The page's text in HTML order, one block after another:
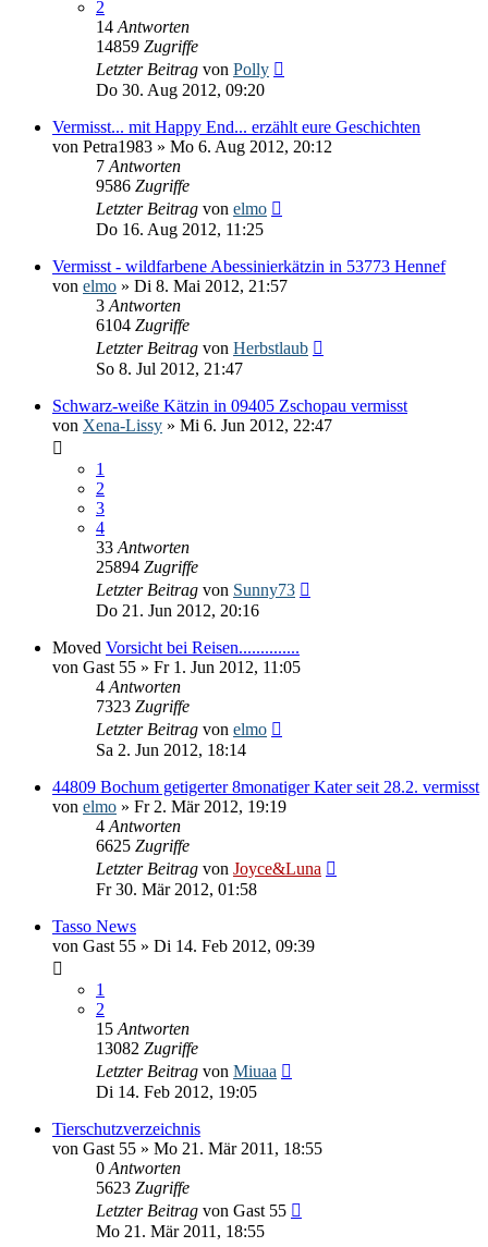
2
14 Antworten
14859 Zugriffe
Letzter Beitrag von Polly
Do 30. Aug 2012, 09:20
Vermisst... mit Happy End... erzählt eure Geschichten
von Petra1983 » Mo 6. Aug 2012, 20:12
7 Antworten
9586 Zugriffe
Letzter Beitrag von elmo
Do 16. Aug 2012, 11:25
Vermisst - wildfarbene Abessinierkätzin in 53773 Hennef
von elmo » Di 8. Mai 2012, 21:57
3 Antworten
6104 Zugriffe
Letzter Beitrag von Herbstlaub
So 8. Jul 2012, 21:47
Schwarz-weiße Kätzin in 09405 Zschopau vermisst
von Xena-Lissy » Mi 6. Jun 2012, 22:47
1
2
3
4
33 Antworten
25894 Zugriffe
Letzter Beitrag von Sunny73
Do 21. Jun 2012, 20:16
Moved Vorsicht bei Reisen..............
von Gast 55 » Fr 1. Jun 2012, 11:05
4 Antworten
7323 Zugriffe
Letzter Beitrag von elmo
Sa 2. Jun 2012, 18:14
44809 Bochum getigerter 8monatiger Kater seit 28.2. vermisst
von elmo » Fr 2. Mär 2012, 19:19
4 Antworten
6625 Zugriffe
Letzter Beitrag von Joyce&Luna
Fr 30. Mär 2012, 01:58
Tasso News
von Gast 55 » Di 14. Feb 2012, 09:39
1
2
15 Antworten
13082 Zugriffe
Letzter Beitrag von Miuaa
Di 14. Feb 2012, 19:05
Tierschutzverzeichnis
von Gast 55 » Mo 21. Mär 2011, 18:55
0 Antworten
5623 Zugriffe
Letzter Beitrag von Gast 55
Mo 21. Mär 2011, 18:55